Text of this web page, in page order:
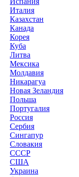
Италия
Казахстан
Канада
Корея
Куба
Литва
Мексика
Молдавия
Никарагуа
Новая Зеландия
Польша
Португалия
Россия
Сербия
Сингапур
Словакия
СССР
США
Украина